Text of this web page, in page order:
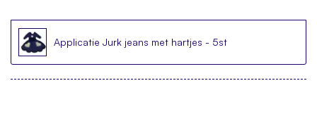
Applicatie Jurk jeans met hartjes - 5st